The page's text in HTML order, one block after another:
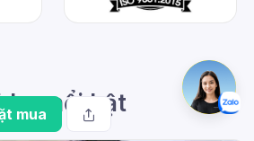
mua nổi bật